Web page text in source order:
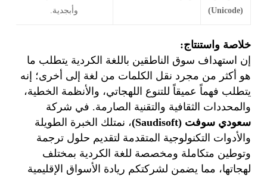
(Unicode)
وأبجدية.
خلاصة واستنتاج:
إن استهداف سوق الناطقين باللغة الكردية يتطلب ما
هو أكثر من مجرد نقل الكلمات من لغة إلى أخرى؛ إنه
يتطلب فهماً عميقاً للتنوع اللهجاتي، والأنظمة الخطية،
والمحددات الثقافية والتقنية الصارمة. في شركة
سعودي سوفت (Saudisoft)
، نمتلك الخبرة الطويلة
والأدوات التكنولوجية المتقدمة لتقديم حلول ترجمة
وتوطين متكاملة ومخصصة للغة الكردية بمختلف
لهجاتها، مما يضمن لشركتكم ريادة الأسواق الإقليمية